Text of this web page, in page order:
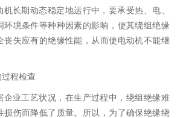
机长期动态稳定地运行中，要承受热、电、
环境条件等种种因素的影响，使其绕组绝缘
丧失应有的绝缘性能，从而使电动机不能继
程检查
企业工艺状况，在生产过程中，绕组绝缘难
损伤而降低了质量。所以，为了确保绝缘绕